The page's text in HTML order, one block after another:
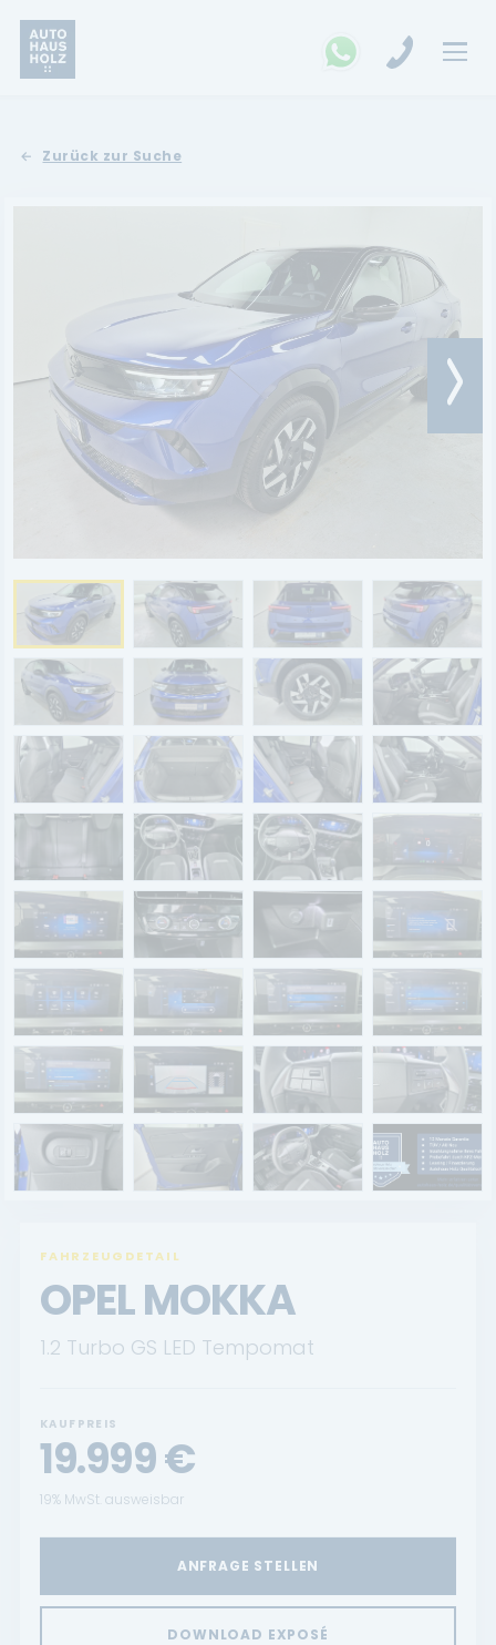
Ford
Land Rover
Renault
Dacia
SERVICE
Aktionsfahrzeuge
AutoAbo
Gewerbekunden
Probefahrt
Mietwagen
Ankauf
WERKSTATTTERMIN
Teile & Zubehör
Renault Service
Dacia Service
UNTERNEHMEN
Standort Landau
Qualitätsversprechen
Tankstelle
KONTAKT
Zurück zur Suche
FAHRZEUGDETAIL
OPEL MOKKA
1.2 Turbo GS LED Tempomat
KAUFPREIS
19.999€
19% MwSt. ausweisbar
ANFRAGE STELLEN
DOWNLOAD EXPOSÉ